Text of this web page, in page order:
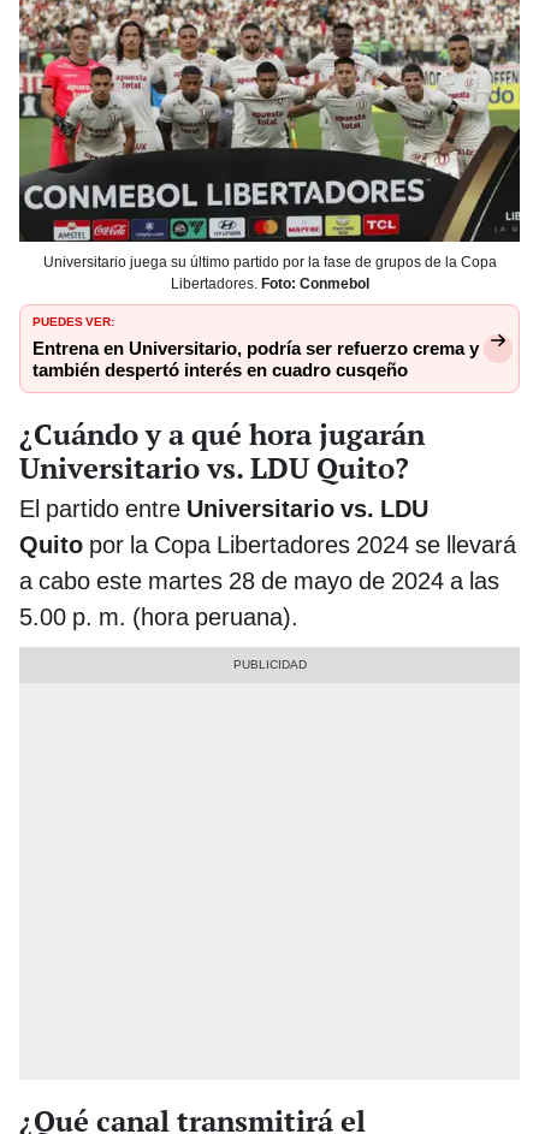
Universitario juega su último partido por la fase de grupos de la Copa
Libertadores. Foto: Conmebol
PUEDES VER:
Entrena en Universitario, podría ser refuerzo crema y
también despertó interés en cuadro cusqeño
¿Cuándo y a qué hora jugarán
Universitario vs. LDU Quito?
El partido entre Universitario vs. LDU
Quito por la Copa Libertadores 2024 se llevará
a cabo este martes 28 de mayo de 2024 a las
5.00 p. m. (hora peruana).
¿Qué canal transmitirá el